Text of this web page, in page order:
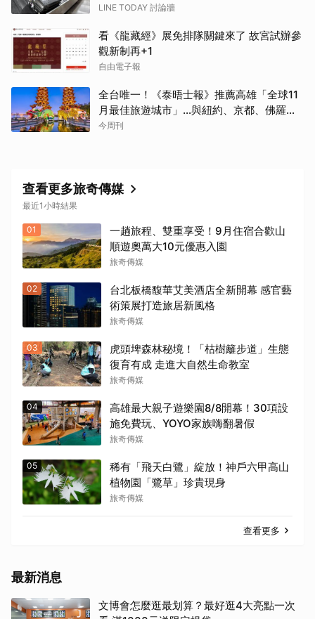
LINE TODAY 討論牆
看《龍藏經》展免排隊關鍵來了 故宮試辦參
觀新制再+1
自由電子報
全台唯一！《泰晤士報》推薦高雄「全球11
月最佳旅遊城市」…與紐約、京都、佛羅倫
斯共同入榜，理由曝光
今周刊
查看更多旅奇傳媒
最近1小時結果
01
一趟旅程、雙重享受！9月住宿合歡山
順遊奧萬大10元優惠入園
旅奇傳媒
02
台北板橋馥華艾美酒店全新開幕 感官藝
術策展打造旅居新風格
旅奇傳媒
03
虎頭埤森林秘境！「枯樹籬步道」生態
復育有成 走進大自然生命教室
旅奇傳媒
04
高雄最大親子遊樂園8/8開幕！30項設
施免費玩、YOYO家族嗨翻暑假
旅奇傳媒
05
稀有「飛天白鷺」綻放！神戶六甲高山
植物園「鷺草」珍貴現身
旅奇傳媒
查看更多
最新消息
文博會怎麼逛最划算？最好逛4大亮點一次